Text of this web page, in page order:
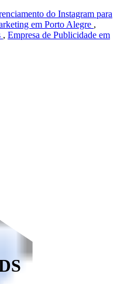
do Instagram para
em Porto Alegre ,
, Empresa de Publicidade em